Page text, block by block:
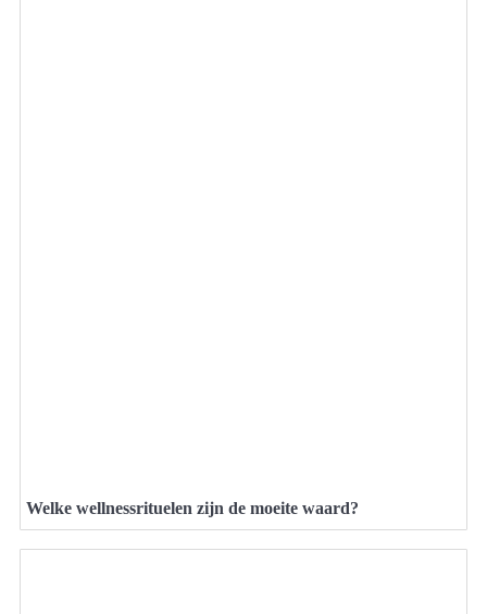
Welke wellnessrituelen zijn de moeite waard?